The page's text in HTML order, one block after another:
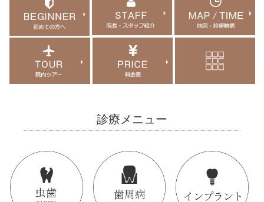
診療メニュー